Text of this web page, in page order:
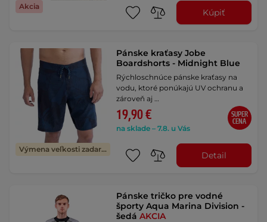
Akcia
Kúpiť
Výmena veľkosti zadarmo
Pánske kraťasy Jobe
Boardshorts - Midnight Blue
Rýchloschnúce pánske kraťasy na
vodu, ktoré ponúkajú UV ochranu a
zároveň aj …
19,90 €
na sklade – 7.8. u Vás
SUPER
CENA
Detail
Pánske tričko pre vodné
športy Aqua Marina Division -
šedáAKCIA